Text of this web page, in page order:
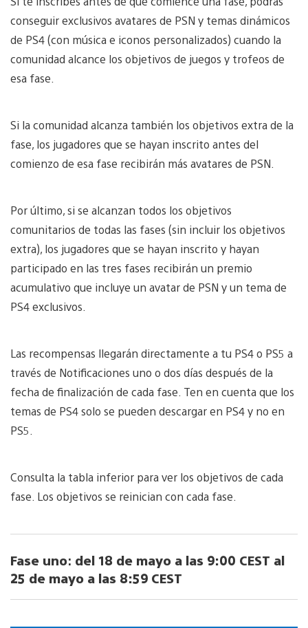
conseguir exclusivos avatares de PSN y temas dinámicos
de PS4 (con música e iconos personalizados) cuando la
comunidad alcance los objetivos de juegos y trofeos de
esa fase.
Si la comunidad alcanza también los objetivos extra de la
fase, los jugadores que se hayan inscrito antes del
comienzo de esa fase recibirán más avatares de PSN.
Por último, si se alcanzan todos los objetivos
comunitarios de todas las fases (sin incluir los objetivos
extra), los jugadores que se hayan inscrito y hayan
participado en las tres fases recibirán un premio
acumulativo que incluye un avatar de PSN y un tema de
PS4 exclusivos.
Las recompensas llegarán directamente a tu PS4 o PS5 a
través de Notificaciones uno o dos días después de la
fecha de finalización de cada fase. Ten en cuenta que los
temas de PS4 solo se pueden descargar en PS4 y no en
PS5.
Consulta la tabla inferior para ver los objetivos de cada
fase. Los objetivos se reinician con cada fase.
Fase uno: del 18 de mayo a las 9:00 CEST al
25 de mayo a las 8:59 CEST